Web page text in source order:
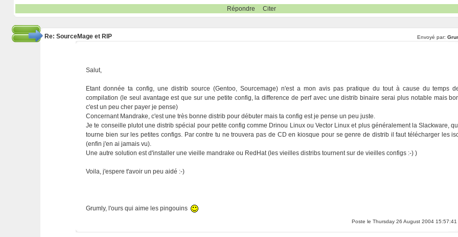
Répondre Citer
Re: SourceMage et RIP Envoyé par:
Salut,
Etant donnée ta config, une distrib source (Gentoo, Sourcemage) n'est a mon avis pas pratique du tout à cause du temps
compilation (le seul avantage est que sur une petite config, la difference de perf avec une distrib binaire serai plus notable mais
c'est un peu cher payer je pense)
Concernant Mandrake, c'est une très bonne distrib pour débuter mais ta config est je pense un peu juste.
Je te conseille plutot une distrib spécial pour petite config comme Drinou Linux ou Vector Linux et plus généralement la Slackware,
tourne bien sur les petites configs. Par contre tu ne trouvera pas de CD en kiosque pour se genre de distrib il faut télécharger les
(enfin j'en ai jamais vu).
Une autre solution est d'installer une vieille mandrake ou RedHat (les vieilles distribs tournent sur de vieilles configs :-) )
Voila, j'espere t'avoir un peu aidé :-)
Grumly, l'ours qui aime les pingouins
Poste le Thursday 26 August 2004 15:57:41